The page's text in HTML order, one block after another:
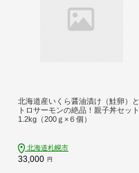
北海道産いくら醤油漬け（鮭卵）と
トロサーモンの絶品！親子丼セット
1.2kg（200ｇ×６個）
北海道札幌市
33,000 円